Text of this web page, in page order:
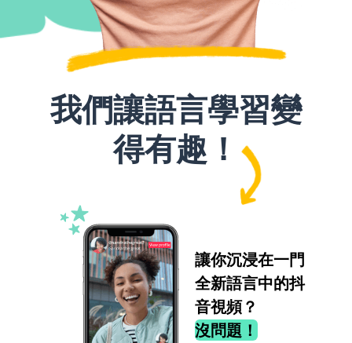
我們讓語言學習變
得有趣！
讓你沉浸在一門
全新語言中的抖
音視頻？
沒問題！